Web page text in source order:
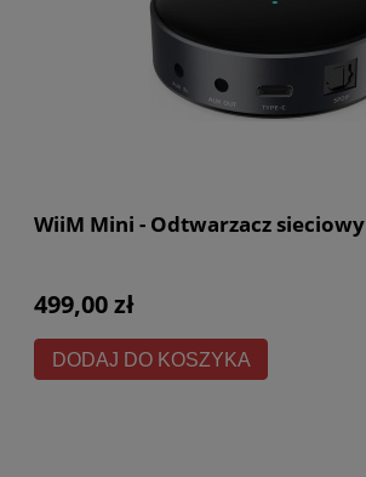
WiiM Mini - Odtwarzacz sieciowy
499,00 zł
DODAJ DO KOSZYKA